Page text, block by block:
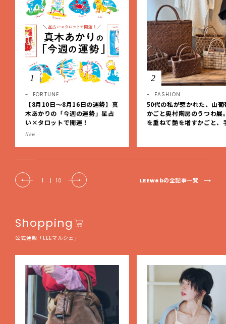
1
FORTUNE
【8月10日〜8月16日の運勢】真
木あかりの「今週の運勢」星占
い×タロットで開運！
New
2
FASHION
50代の私が惹かれた、山葡
かごと奥村陶房のうつわ展
を重ねて艶を増すかごと、
1 | 10 LEEwebの全記事一覧
Shopping
公式通販「LEEマルシェ」